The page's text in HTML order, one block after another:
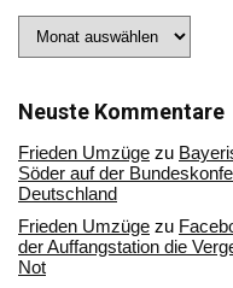
Sie
Archiv
Neuste Kommentare
Frieden Umzüge zu
Söder auf der
Deutschland
Frieden Umzüge zu
der Auffangstation die
Not